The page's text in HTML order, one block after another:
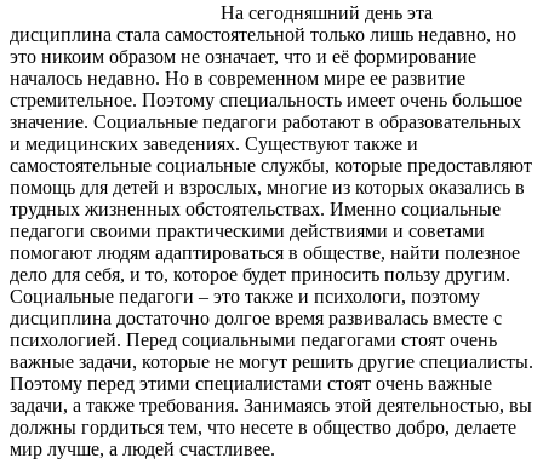
На сегодняшний день эта
дисциплина стала самостоятельной только лишь недавно, но
это никоим образом не означает, что и её формирование
началось недавно. Но в современном мире ее развитие
стремительное. Поэтому специальность имеет очень большое
значение. Социальные педагоги работают в образовательных
и медицинских заведениях. Существуют также и
самостоятельные социальные службы, которые предоставляют
помощь для детей и взрослых, многие из которых оказались в
трудных жизненных обстоятельствах. Именно социальные
педагоги своими практическими действиями и советами
помогают людям адаптироваться в обществе, найти полезное
дело для себя, и то, которое будет приносить пользу другим.
Социальные педагоги – это также и психологи, поэтому
дисциплина достаточно долгое время развивалась вместе с
психологией. Перед социальными педагогами стоят очень
важные задачи, которые не могут решить другие специалисты.
Поэтому перед этими специалистами стоят очень важные
задачи, а также требования. Занимаясь этой деятельностью, вы
должны гордиться тем, что несете в общество добро, делаете
мир лучше, а людей счастливее.